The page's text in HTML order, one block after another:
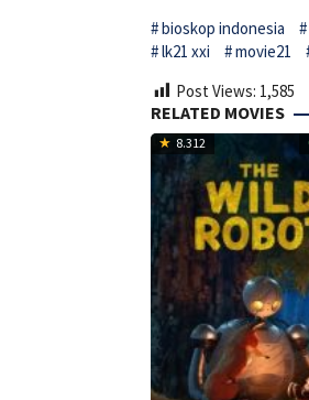
bioskop indonesia
lk21 xxi
movie21
Post Views: 1,585
RELATED MOVIES
8.312